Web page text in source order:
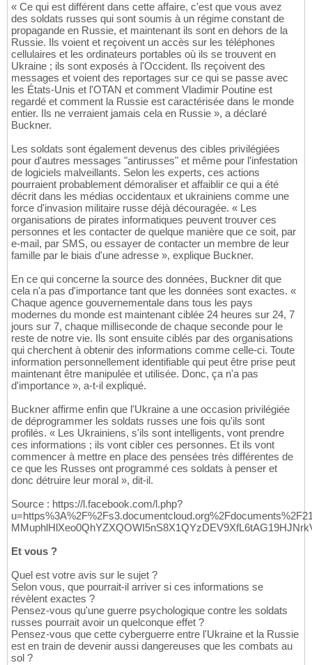
« Ce qui est différent dans cette affaire, c'est que vous avez
des soldats russes qui sont soumis à un régime constant de
propagande en Russie, et maintenant ils sont en dehors de la
Russie. Ils voient et reçoivent un accès sur les téléphones
cellulaires et les ordinateurs portables où ils se trouvent en
Ukraine ; ils sont exposés à l'Occident. Ils reçoivent des
messages et voient des reportages sur ce qui se passe avec
les États-Unis et l'OTAN et comment Vladimir Poutine est
regardé et comment la Russie est caractérisée dans le monde
entier. Ils ne verraient jamais cela en Russie », a déclaré
Buckner.
Les soldats sont également devenus des cibles privilégiées
pour d'autres messages "antirusses" et même pour l'infestation
de logiciels malveillants. Selon les experts, ces actions
pourraient probablement démoraliser et affaiblir ce qui a été
décrit dans les médias occidentaux et ukrainiens comme une
force d'invasion militaire russe déjà découragée. « Les
organisations de pirates informatiques peuvent trouver ces
personnes et les contacter de quelque manière que ce soit, par
e-mail, par SMS, ou essayer de contacter un membre de leur
famille par le biais d'une adresse », explique Buckner.
En ce qui concerne la source des données, Buckner dit que
cela n'a pas d'importance tant que les données sont exactes. «
Chaque agence gouvernementale dans tous les pays
modernes du monde est maintenant ciblée 24 heures sur 24, 7
jours sur 7, chaque milliseconde de chaque seconde pour le
reste de notre vie. Ils sont ensuite ciblés par des organisations
qui cherchent à obtenir des informations comme celle-ci. Toute
information personnellement identifiable qui peut être prise peut
maintenant être manipulée et utilisée. Donc, ça n'a pas
d'importance », a-t-il expliqué.
Buckner affirme enfin que l'Ukraine a une occasion privilégiée
de déprogrammer les soldats russes une fois qu'ils sont
profilés. « Les Ukrainiens, s'ils sont intelligents, vont prendre
ces informations ; ils vont cibler ces personnes. Et ils vont
commencer à mettre en place des pensées très différentes de
ce que les Russes ont programmé ces soldats à penser et
donc détruire leur moral », dit-il.
Source : https://l.facebook.com/l.php?
Et vous ?
Quel est votre avis sur le sujet ?
Selon vous, que pourrait-il arriver si ces informations se
révèlent exactes ?
Pensez-vous qu'une guerre psychologique contre les soldats
russes pourrait avoir un quelconque effet ?
Pensez-vous que cette cyberguerre entre l'Ukraine et la Russie
est en train de devenir aussi dangereuses que les combats au
sol ?